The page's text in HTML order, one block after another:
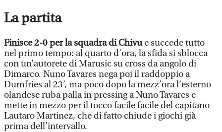
La partita
Finisce 2-0 per la squadra di Chivue succede tutto
nel primo tempo: al quarto d’ora, la sfida si sblocca
con un’autorete di Marusic su cross da angolo di
Dimarco. Nuno Tavares nega poi il raddoppio a
Dumfries al 23’, ma poco dopo la mezz’ora l’esterno
olandese ruba palla in pressing a Nuno Tavares e
mette in mezzo per il tocco facile facile del capitano
Lautaro Martinez, che di fatto chiude i giochi già
prima dell’intervallo.